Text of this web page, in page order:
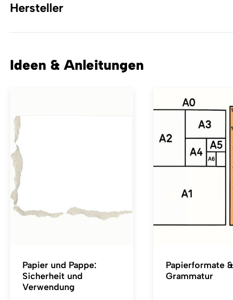
Hersteller
Ideen & Anleitungen
Papier und Pappe:
Sicherheit und
Verwendung
Papierformate &
Grammatur